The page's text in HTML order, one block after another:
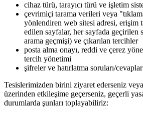
cihaz türü, tarayıcı türü ve işletim
çevrimiçi tarama verileri veya
yönlendiren web sitesi adresi, erişim
edilen sayfalar, her sayfada geçirilen
arama geçmişi) ve çıkarılan tercihler
posta alma onayı, reddi ve çerez
tercih yönetimi
şifreler ve hatırlatma soruları/
Tesislerimizden birini ziyaret ederseniz
üzerinden etkileşime geçerseniz, geçerli
durumlarda şunları toplayabiliriz: